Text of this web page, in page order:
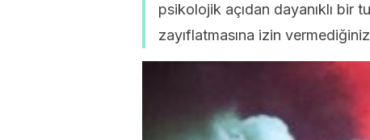
psikolojik açıdan dayanıklı bir
zayıflatmasına izin